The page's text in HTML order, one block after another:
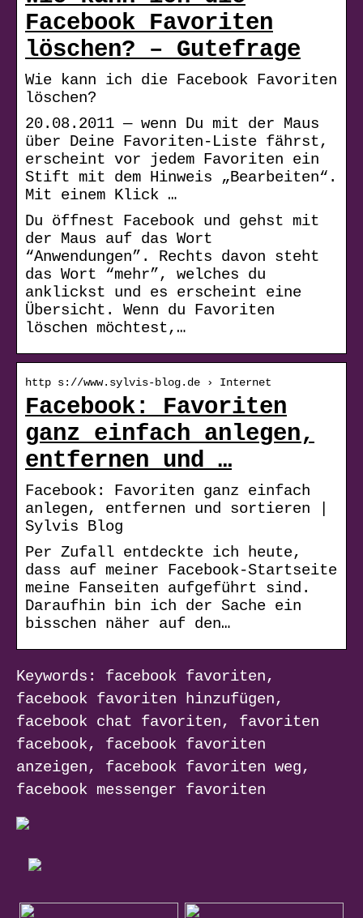
Facebook Favoriten
löschen? – Gutefrage
Wie kann ich die Facebook Favoriten
löschen?
20.08.2011 — wenn Du mit der Maus
über Deine Favoriten-Liste fährst,
erscheint vor jedem Favoriten ein
Stift mit dem Hinweis „Bearbeiten“.
Mit einem Klick …
Du öffnest Facebook und gehst mit
der Maus auf das Wort
“Anwendungen”. Rechts davon steht
das Wort “mehr”, welches du
anklickst und es erscheint eine
Übersicht. Wenn du Favoriten
löschen möchtest,…
http s://www.sylvis-blog.de › Internet
Facebook: Favoriten
ganz einfach anlegen,
entfernen und …
Facebook: Favoriten ganz einfach
anlegen, entfernen und sortieren |
Sylvis Blog
Per Zufall entdeckte ich heute,
dass auf meiner Facebook-Startseite
meine Fanseiten aufgeführt sind.
Daraufhin bin ich der Sache ein
bisschen näher auf den…
Keywords: facebook favoriten,
facebook favoriten hinzufügen,
facebook chat favoriten, favoriten
facebook, facebook favoriten
anzeigen, facebook favoriten weg,
facebook messenger favoriten